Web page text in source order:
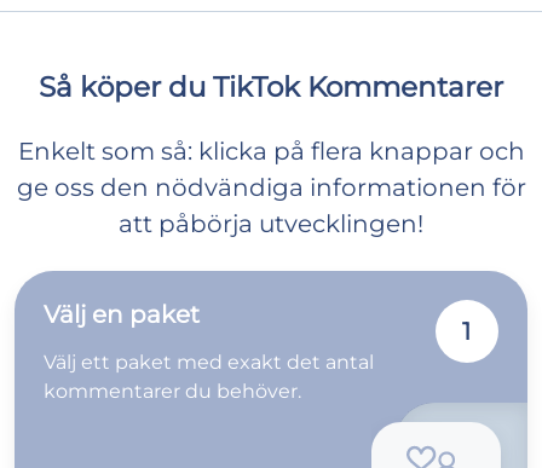
Så köper du TikTok Kommentarer
Enkelt som så: klicka på flera knappar och
ge oss den nödvändiga informationen för
att påbörja utvecklingen!
Välj en paket
Välj ett paket med exakt det antal
kommentarer du behöver.
1